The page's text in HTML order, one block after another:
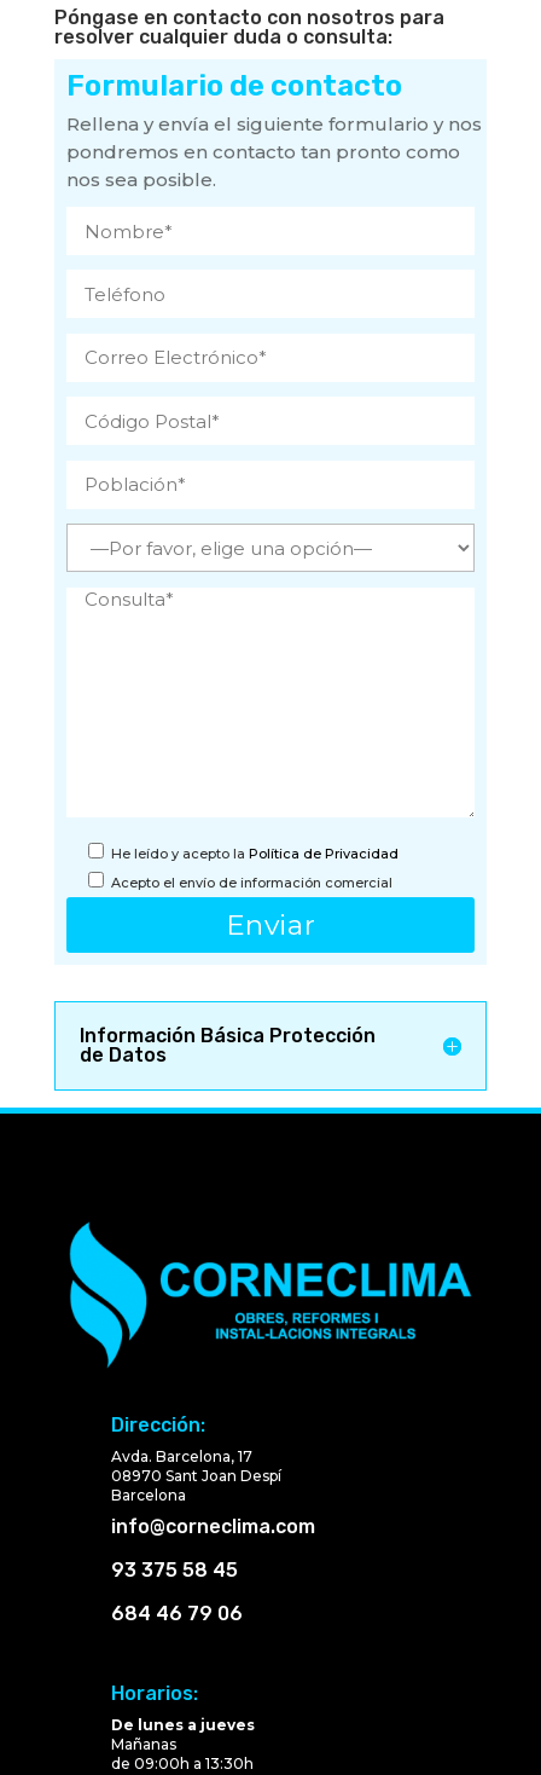
Póngase en contacto con nosotros para
resolver cualquier duda o consulta:
Formulario de contacto
Rellena y envía el siguiente formulario y nos
pondremos en contacto tan pronto como
nos sea posible.
He leído y acepto la Política de Privacidad
Acepto el envío de información comercial
Información Básica Protección
de Datos
Dirección:
Avda. Barcelona, 17
08970 Sant Joan Despí
Barcelona
info@corneclima.com
93 375 58 45
684 46 79 06
Horarios:
De lunes a jueves
Mañanas
de 09:00h a 13:30h